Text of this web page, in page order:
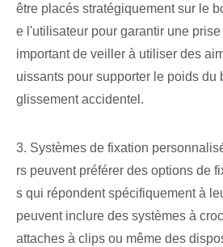
être placés stratégiquement sur le
e l'utilisateur pour garantir une
important de veiller à utiliser des
uissants pour supporter le poids du
glissement accidentel.
3. Systèmes de fixation
rs peuvent préférer des options de
s qui répondent spécifiquement à
peuvent inclure des systèmes à
attaches à clips ou même des